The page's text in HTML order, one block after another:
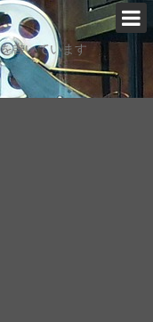
書いています